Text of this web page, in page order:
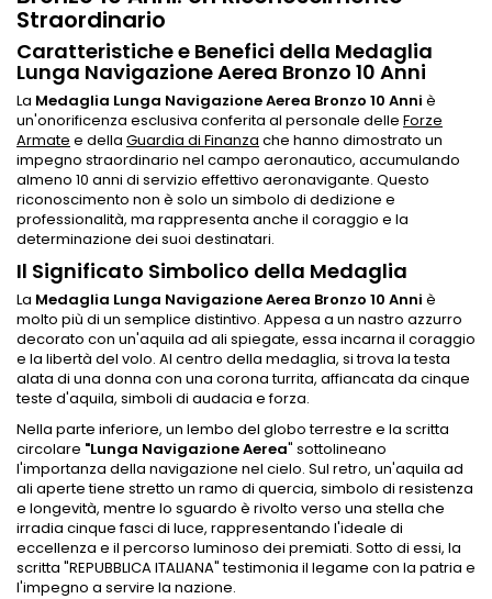
Straordinario
Caratteristiche e Benefici della Medaglia
Lunga Navigazione Aerea Bronzo 10 Anni
La Medaglia Lunga Navigazione Aerea Bronzo 10 Anni è
un'onorificenza esclusiva conferita al personale delle Forze
Armate e della Guardia di Finanza che hanno dimostrato un
impegno straordinario nel campo aeronautico, accumulando
almeno 10 anni di servizio effettivo aeronavigante. Questo
riconoscimento non è solo un simbolo di dedizione e
professionalità, ma rappresenta anche il coraggio e la
determinazione dei suoi destinatari.
Il Significato Simbolico della Medaglia
La Medaglia Lunga Navigazione Aerea Bronzo 10 Anni è
molto più di un semplice distintivo. Appesa a un nastro azzurro
decorato con un'aquila ad ali spiegate, essa incarna il coraggio
e la libertà del volo. Al centro della medaglia, si trova la testa
alata di una donna con una corona turrita, affiancata da cinque
teste d'aquila, simboli di audacia e forza.
Nella parte inferiore, un lembo del globo terrestre e la scritta
circolare "Lunga Navigazione Aerea" sottolineano
l'importanza della navigazione nel cielo. Sul retro, un'aquila ad
ali aperte tiene stretto un ramo di quercia, simbolo di resistenza
e longevità, mentre lo sguardo è rivolto verso una stella che
irradia cinque fasci di luce, rappresentando l'ideale di
eccellenza e il percorso luminoso dei premiati. Sotto di essi, la
scritta "REPUBBLICA ITALIANA" testimonia il legame con la patria e
l'impegno a servire la nazione.